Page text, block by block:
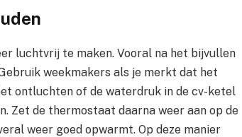
luchtvrij te maken. Vooral na het bijvullen
weekmakers als je merkt dat het
ontluchten of de waterdruk in de cv-ketel
Zet de thermostaat daarna weer aan op de
weer goed opwarmt. Op deze manier